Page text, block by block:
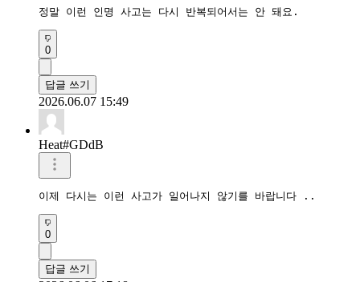
정말 이런 인명 사고는 다시 반복되어서는 안 돼요.
0
답글 쓰기
2026.06.07 15:49
Heat#GDdB
이제 다시는 이런 사고가 일어나지 않기를 바랍니다 ..
0
답글 쓰기